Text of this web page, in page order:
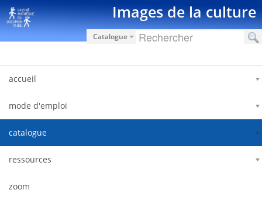
Saut au contenu Images de la culture
Catalogue
accueil
mode d'emploi
catalogue
ressources
zoom